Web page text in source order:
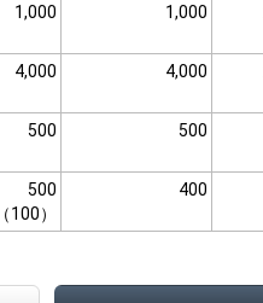
1,000 1,000
4,000 4,000
500 500
500
（100）
400